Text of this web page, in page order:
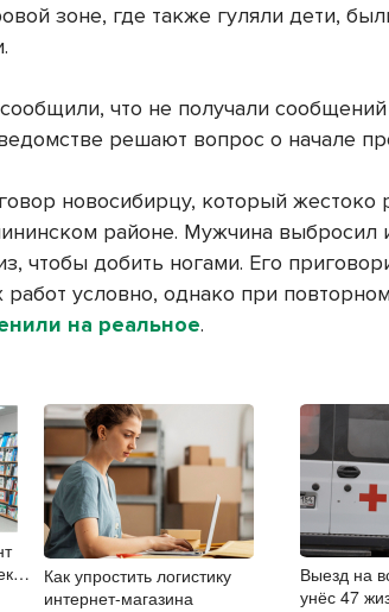
зоне, где также гуляли дети,
что не получали
решают вопрос о начале
новосибирцу, который жестоко
районе. Мужчина выбросил
чтобы добить ногами. Его
работ условно, однако при
на реальное.
Как упростить логистику
интернет-магазина
Выезд на
унёс 47